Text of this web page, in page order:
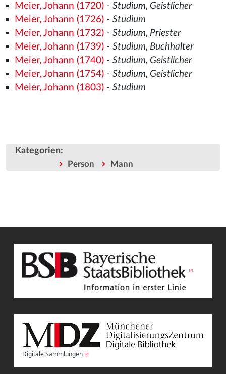
Meier, Johann (1720)- Studium, Geistlicher
Meier, Johann (1726)- Studium
Meier, Johann (1732)- Studium, Priester
Meier, Johann (1739)- Studium, Buchhalter
Meier, Johann (1740)- Studium, Geistlicher
Meier, Johann (1754)- Studium, Geistlicher
Meier, Johann (1803)- Studium
Kategorien:
Person Mann
Digitale Sammlungen